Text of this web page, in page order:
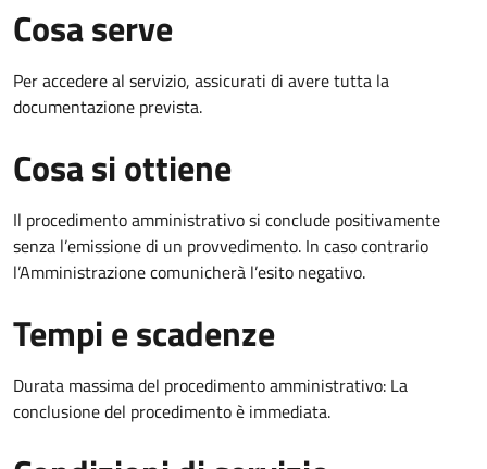
Cosa serve
Per accedere al servizio, assicurati di avere tutta la
documentazione prevista.
Cosa si ottiene
Il procedimento amministrativo si conclude positivamente
senza l’emissione di un provvedimento. In caso contrario
l’Amministrazione comunicherà l’esito negativo.
Tempi e scadenze
Durata massima del procedimento amministrativo: La
conclusione del procedimento è immediata.